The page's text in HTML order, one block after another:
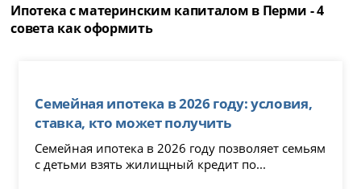
Ипотека с материнским капиталом в Перми - 4
совета как оформить
Семейная ипотека в 2026 году: условия,
ставка, кто может получить
Семейная ипотека в 2026 году позволяет семьям
с детьми взять жилищный кредит по...